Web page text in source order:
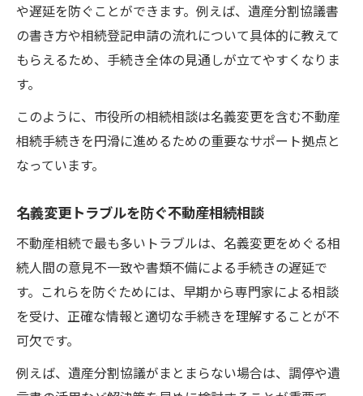
や遅延を防ぐことができます。例えば、遺産分割協議書
の書き方や相続登記申請の流れについて具体的に教えて
もらえるため、手続き全体の見通しが立てやすくなりま
す。
このように、市役所の相続相談は名義変更を含む不動産
相続手続きを円滑に進めるための重要なサポート拠点と
なっています。
名義変更トラブルを防ぐ不動産相続相談
不動産相続で最も多いトラブルは、名義変更をめぐる相
続人間の意見不一致や書類不備による手続きの遅延で
す。これらを防ぐためには、早期から専門家による相談
を受け、正確な情報と適切な手続きを理解することが不
可欠です。
例えば、遺産分割協議がまとまらない場合は、調停や遺